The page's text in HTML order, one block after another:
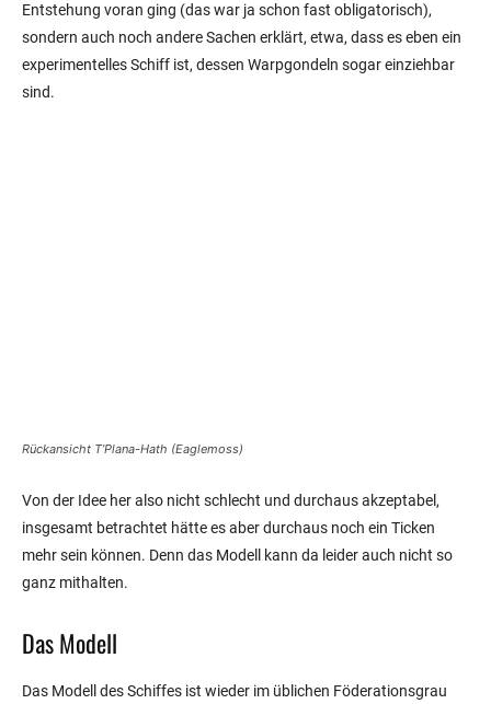
Entstehung voran ging (das war ja schon fast obligatorisch),
sondern auch noch andere Sachen erklärt, etwa, dass es eben ein
experimentelles Schiff ist, dessen Warpgondeln sogar einziehbar
sind.
Das Modell des Schiffes ist wieder im üblichen Föderationsgrau
auch unterschiedliche Farben (dunkleres und helleres Grau) gut
hervor. Etwas schade ist lediglich, dass man die Registriernummer
nicht so gut erkennen kann. Klar, wenn man nah rangeht kann
man den Schriftzug lesen, ein klein wenig weiter weg sieht es aber
verschwindet. Trotzdem wirkt die T’Plana-Hath nicht ganz so